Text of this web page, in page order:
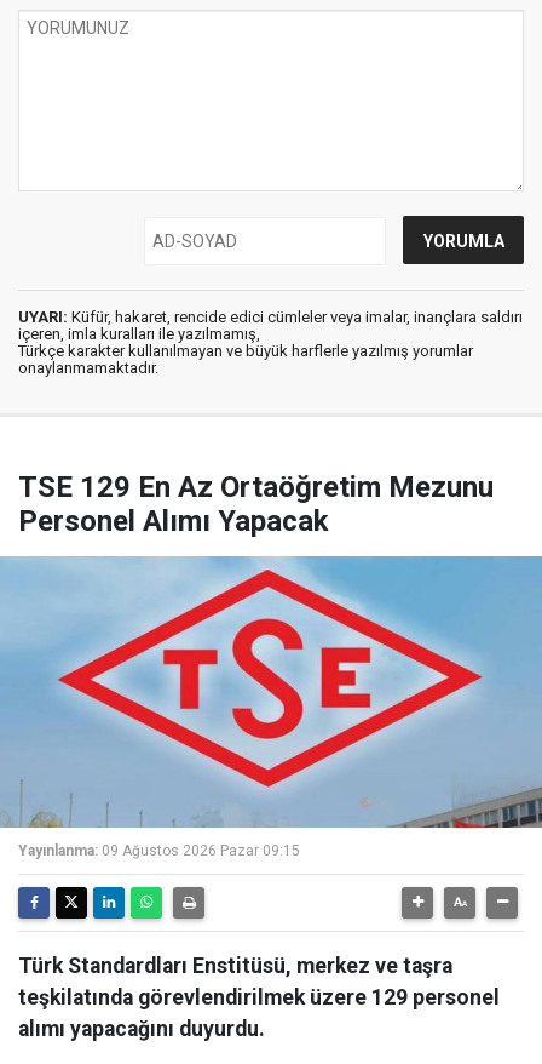
UYARI: Küfür, hakaret, rencide edici cümleler veya imalar, inançlara saldırı
içeren, imla kuralları ile yazılmamış,
Türkçe karakter kullanılmayan ve büyük harflerle yazılmış yorumlar
onaylanmamaktadır.
TSE 129 En Az Ortaöğretim Mezunu
Personel Alımı Yapacak
Yayınlanma: 09 Ağustos 2026 Pazar 09:15
Türk Standardları Enstitüsü, merkez ve taşra
teşkilatında görevlendirilmek üzere 129 personel
alımı yapacağını duyurdu.